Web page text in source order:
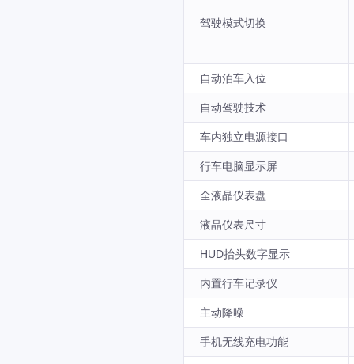
驾驶模式切换
自动泊车入位
自动驾驶技术
车内独立电源接口
行车电脑显示屏
全液晶仪表盘
液晶仪表尺寸
HUD抬头数字显示
内置行车记录仪
主动降噪
手机无线充电功能